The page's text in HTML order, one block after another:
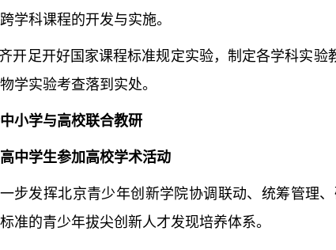
学科课程的开发与实施。
足开好国家课程标准规定实验，制定各学科实验
学实验考查落到实处。
小学与高校联合教研
学生参加高校学术活动
发挥北京青少年创新学院协调联动、统筹管理、
准的青少年拔尖创新人才发现培养体系。